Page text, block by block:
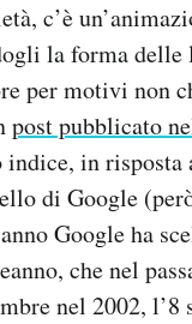
c’è
la forma delle
per motivi non
post pubblicato
in risposta
di Google
Google ha
che nel
nel 2002, l’8